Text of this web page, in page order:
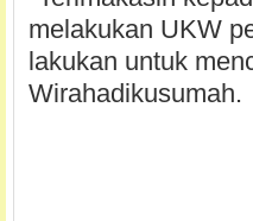
melakukan UKW
lakukan untuk
Wirahadikusumah.